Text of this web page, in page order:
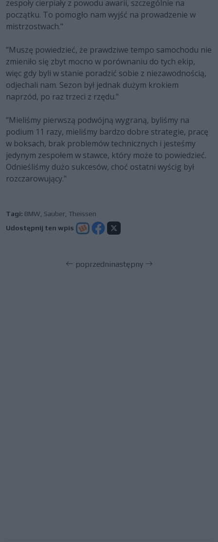
zespoły cierpiały z powodu awarii, szczególnie na
początku. To pomogło nam wyjść na prowadzenie w
mistrzostwach."
"Muszę powiedzieć, że prawdziwe tempo samochodu nie
zmieniło się zbyt mocno w porównaniu do tych ekip,
więc gdy byli w stanie poradzić sobie z niezawodnością,
odjechali nam. Sezon był jednak dużym krokiem
naprzód, po raz trzeci z rzędu."
"Mieliśmy pierwszą podwójną wygraną, byliśmy na
podium 11 razy, mieliśmy bardzo dobre strategie, pracę
w boksach, brak problemów technicznych i jesteśmy
jedynym zespołem w stawce, który może to powiedzieć.
Odnieśliśmy dużo sukcesów, choć ostatni wyścig był
rozczarowujący."
Tagi: BMW Sauber Theissen
Udostępnij ten wpis
poprzedninastępny